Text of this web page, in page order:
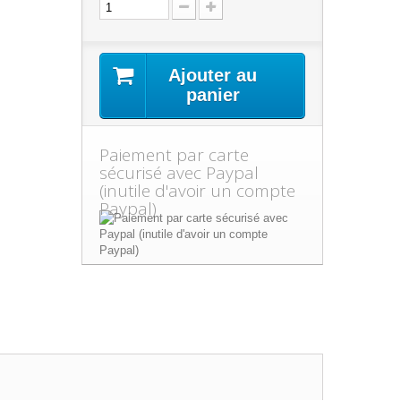
Ajouter au
panier
Paiement par carte
sécurisé avec Paypal
(inutile d'avoir un compte
Paypal)